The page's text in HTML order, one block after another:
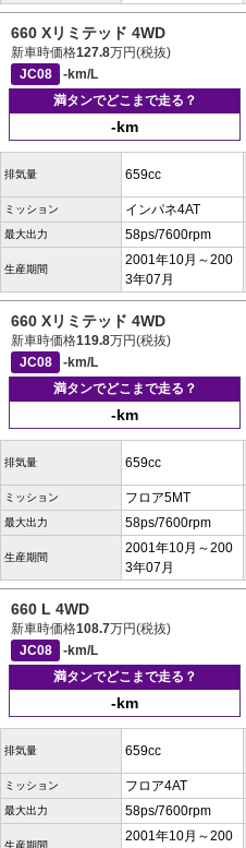
660 Xリミテッド 4WD
新車時価格127.8万円(税抜)
JC08
-km/L
満タンでどこまで走る？
-km
排気量 659cc
ミッション インパネ4AT
最大出力 58ps/7600rpm
生産期間
2001年10月～200
3年07月
660 Xリミテッド 4WD
新車時価格119.8万円(税抜)
JC08
-km/L
満タンでどこまで走る？
-km
排気量 659cc
ミッション フロア5MT
最大出力 58ps/7600rpm
生産期間
2001年10月～200
3年07月
660 L 4WD
新車時価格108.7万円(税抜)
JC08
-km/L
満タンでどこまで走る？
-km
排気量 659cc
ミッション フロア4AT
最大出力 58ps/7600rpm
生産期間
2001年10月～200